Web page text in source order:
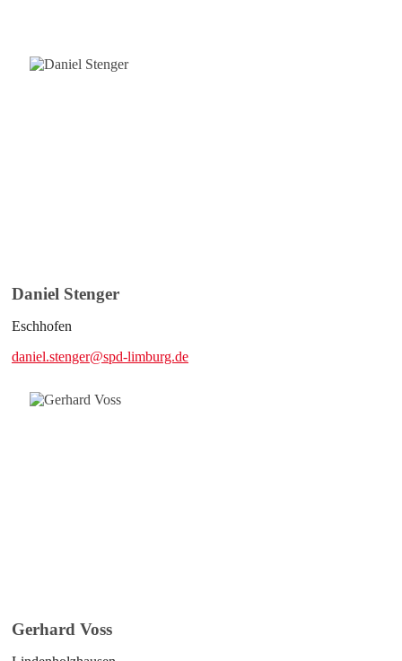
Daniel Stenger
Eschhofen
daniel.stenger@spd-limburg.de
Gerhard Voss